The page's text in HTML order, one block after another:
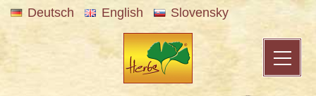
Deutsch English Slovensky